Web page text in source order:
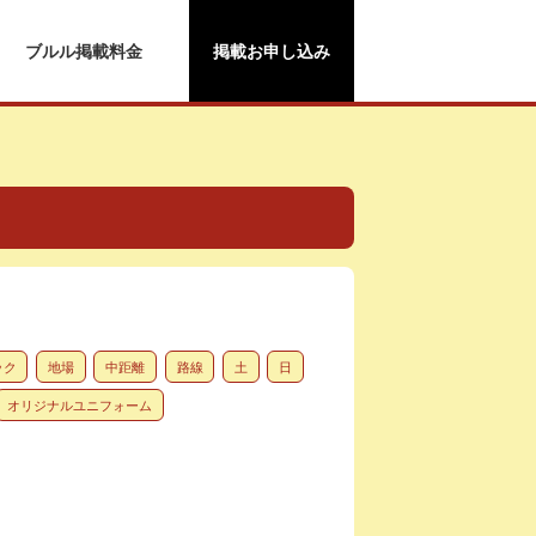
ブルル掲載料金 掲載お申し込み
地場 中距離 路線 土
日
オリジナルユニフォーム